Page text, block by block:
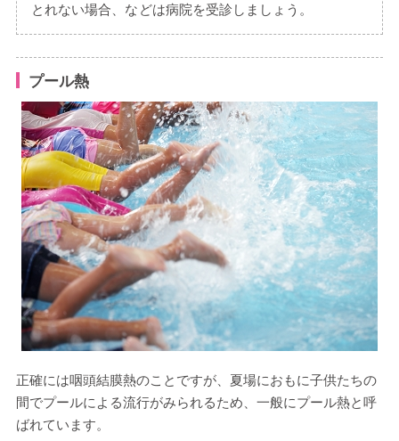
とれない場合、などは病院を受診しましょう。
プール熱
正確には咽頭結膜熱のことですが、夏場におもに子供たちの
間でプールによる流行がみられるため、一般にプール熱と呼
ばれています。